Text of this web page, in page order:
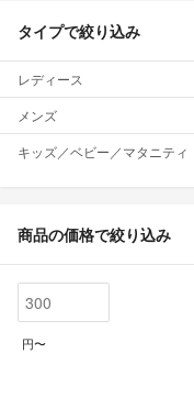
タイプで絞り込み
レディース
メンズ
キッズ／ベビー／マタニティ
商品の価格で絞り込み
円〜